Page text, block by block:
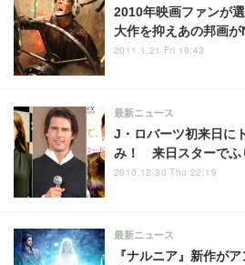
2010年映画ファンが
大作を抑えあの邦画が
2011.1.21 Fri 19:43
J・ロバーツ初来日に
み！ 来日スターで
最新ニュース
2010.12.30 Thu 22:19
『ナルニア』新作が
最新ニュース